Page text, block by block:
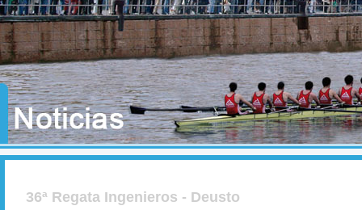
36ª Regata Ingenieros - Deusto